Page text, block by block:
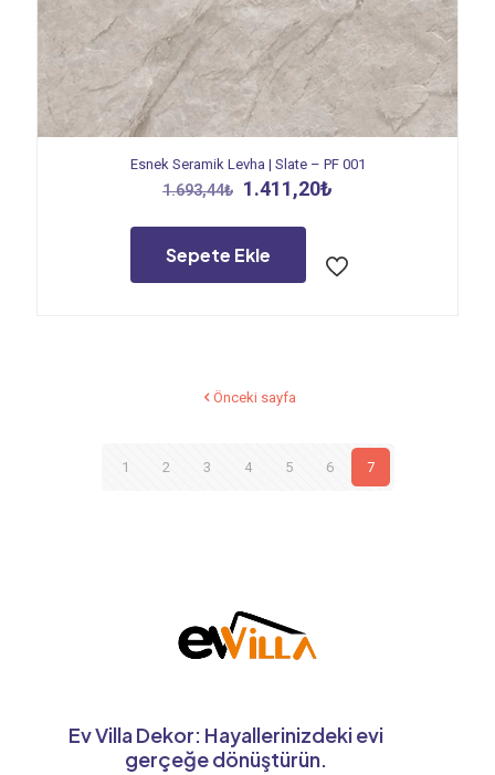
Esnek Seramik Levha | Slate – PF 001
1.693,44₺ Orijinal
1.693,44₺.
1.411,20₺
Sepete Ekle
Önceki sayfa
1 2 3 4 5 6 7
Ev Villa Dekor: Hayallerinizdeki evi
gerçeğe dönüştürün.